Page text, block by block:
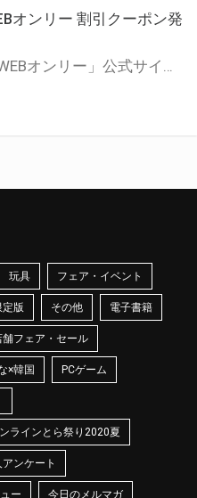
オンリー 割引クーポン発
「とらのあなWEBオンリー」公式サイトでとらのあな通販の「割引クーポン」を配布中！ イベントごとに開催当日限定で使える割引クーポンのシリアルコードを発行します。 とらのあなWEBオンリーのページをチェックして、イベント当日にお得にお買い物を楽しみましょう♪ ※本キャンペーンは予告なく終了する場合がございます。 とらのあなWEBオンリーサイトはこちら
玩具 フェア・イベント
定版 その他 電子書籍
舗フェア・セール
×韓国 PCゲーム
ラインとら祭り2020夏
アンケート
ー 今日のメルマガ